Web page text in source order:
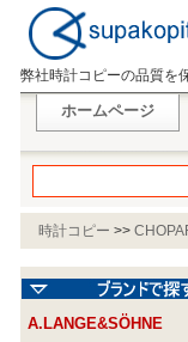
弊社時計コピーの品質を
ホームページ
時計コピー >>
A.LANGE&SÖHNE